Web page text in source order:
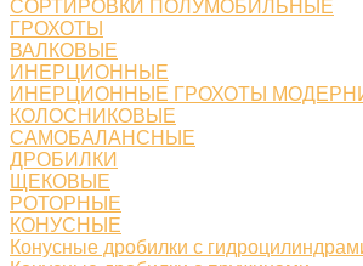
СОРТИРОВКИ ПОЛУМОБИЛЬНЫЕ
ГРОХОТЫ
ВАЛКОВЫЕ
ИНЕРЦИОННЫЕ
ИНЕРЦИОННЫЕ ГРОХОТЫ
КОЛОСНИКОВЫЕ
САМОБАЛАНСНЫЕ
ДРОБИЛКИ
ЩЕКОВЫЕ
РОТОРНЫЕ
КОНУСНЫЕ
Конусные дробилки с